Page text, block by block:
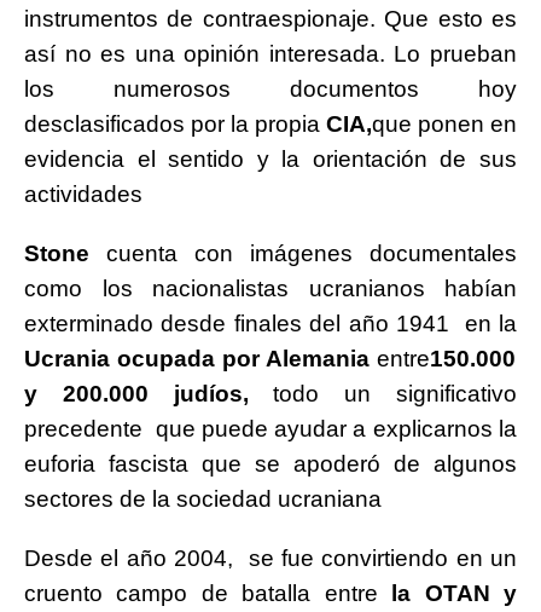
instrumentos de contraespionaje. Que esto es
así no es una opinión interesada. Lo prueban
los numerosos documentos hoy
desclasificados por la propia CIA,que ponen en
evidencia el sentido y la orientación de sus
actividades
Stone cuenta con imágenes documentales
como los nacionalistas ucranianos habían
exterminado desde finales del año 1941 en la
Ucrania ocupada por Alemania entre150.000
y 200.000 judíos, todo un significativo
precedente que puede ayudar a explicarnos la
euforia fascista que se apoderó de algunos
sectores de la sociedad ucraniana
Desde el año 2004, se fue convirtiendo en un
cruento campo de batalla entre
la OTAN y